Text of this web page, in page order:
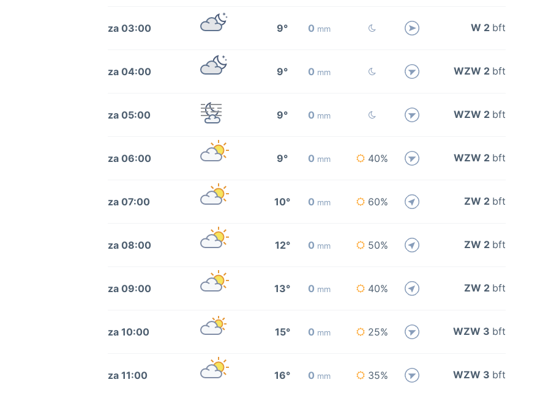
za 03:00 9° 0 mm W 2 bft
za 04:00 9° 0 mm WZW 2 bft
za 05:00 9° 0 mm WZW 2 bft
za 06:00 9° 0 mm 40% WZW 2 bft
za 07:00 10° 0 mm 60% ZW 2 bft
za 08:00 12° 0 mm 50% ZW 2 bft
za 09:00 13° 0 mm 40% ZW 2 bft
za 10:00 15° 0 mm 25% WZW 3 bft
za 11:00 16° 0 mm 35% WZW 3 bft